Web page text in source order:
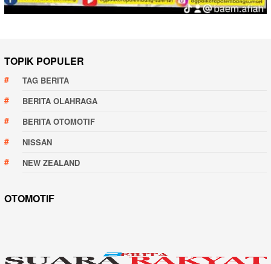
TOPIK POPULER
TAG BERITA
BERITA OLAHRAGA
BERITA OTOMOTIF
NISSAN
NEW ZEALAND
OTOMOTIF